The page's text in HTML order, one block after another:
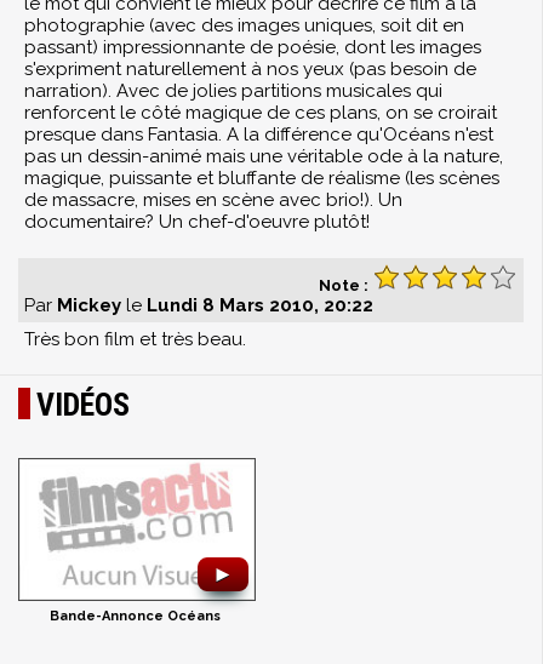
photographie (avec des images uniques, soit dit en
passant) impressionnante de poésie, dont les images
s'expriment naturellement à nos yeux (pas besoin de
narration). Avec de jolies partitions musicales qui
renforcent le côté magique de ces plans, on se croirait
presque dans Fantasia. A la différence qu'Océans n'est
pas un dessin-animé mais une véritable ode à la nature,
magique, puissante et bluffante de réalisme (les scènes
de massacre, mises en scène avec brio!). Un
documentaire? Un chef-d'oeuvre plutôt!
Note :
Par Mickey le Lundi 8 Mars 2010, 20:22
Très bon film et très beau.
VIDÉOS
►
Bande-Annonce Océans